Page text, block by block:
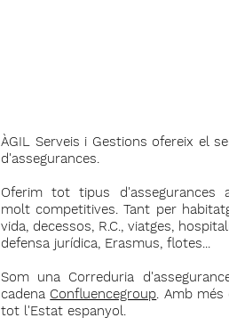
ÀGIL Serveis i Gestions ofereix el
d'assegurances.
Oferim tot tipus d'assegurances
molt competitives. Tant per
vida, decessos, R.C., viatges,
defensa jurídica, Erasmus, flotes...
Som una Correduria
cadena Confluencegroup. Amb més
tot l'Estat espanyol.